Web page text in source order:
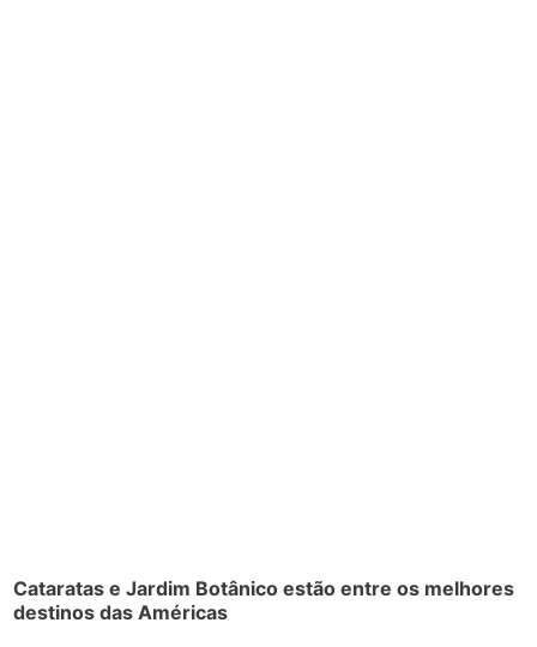
Cataratas e Jardim Botânico estão entre os melhores
destinos das Américas